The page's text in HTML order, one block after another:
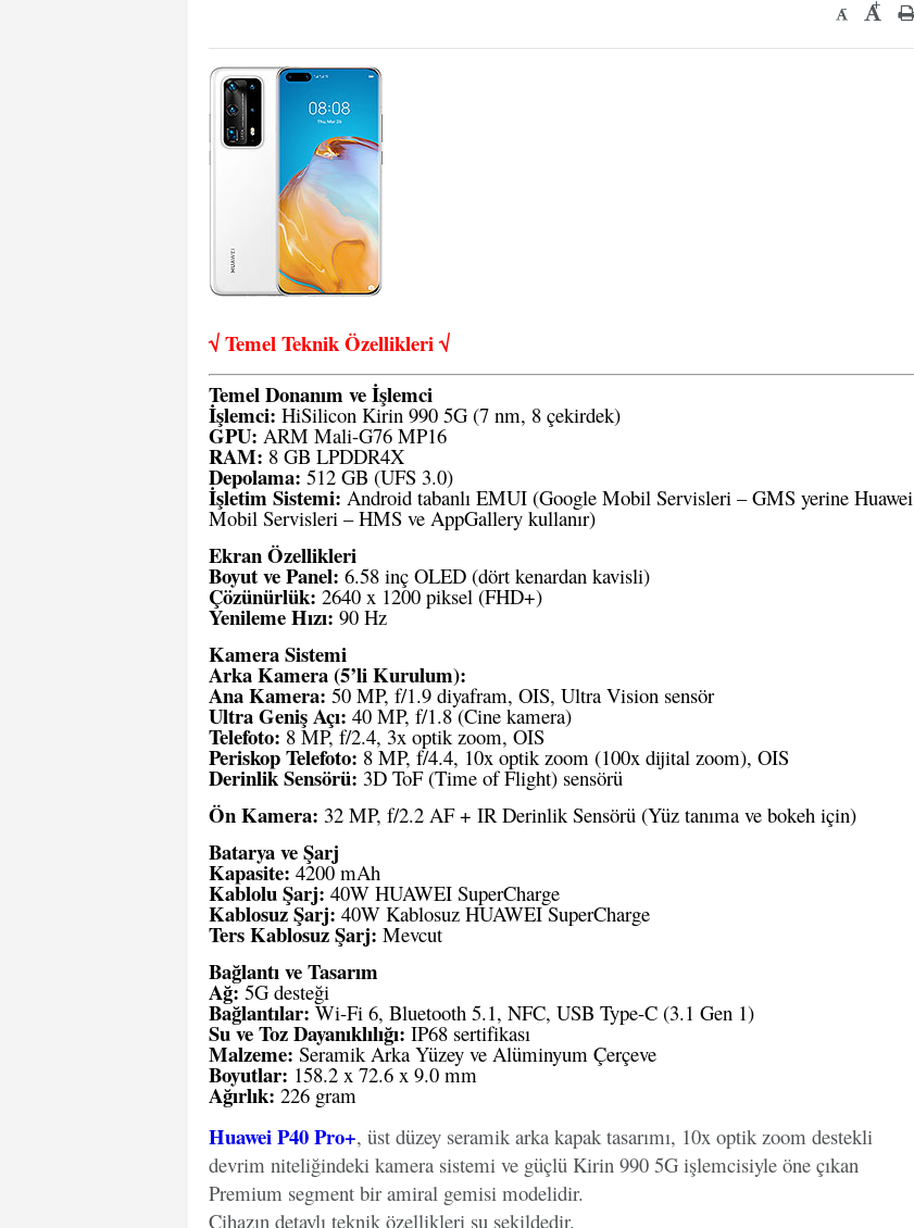
- +
√ Temel Teknik Özellikleri √
Temel Donanım ve İşlemci
İşlemci: HiSilicon Kirin 990 5G (7 nm, 8 çekirdek)
GPU: ARM Mali-G76 MP16
RAM: 8 GB LPDDR4X
Depolama: 512 GB (UFS 3.0)
İşletim Sistemi: Android tabanlı EMUI (Google Mobil Servisleri – GMS yerine Huawei
Mobil Servisleri – HMS ve AppGallery kullanır)
Ekran Özellikleri
Boyut ve Panel: 6.58 inç OLED (dört kenardan kavisli)
Çözünürlük: 2640 x 1200 piksel (FHD+)
Yenileme Hızı: 90 Hz
Kamera Sistemi
Arka Kamera (5’li Kurulum):
Ana Kamera: 50 MP, f/1.9 diyafram, OIS, Ultra Vision sensör
Ultra Geniş Açı: 40 MP, f/1.8 (Cine kamera)
Telefoto: 8 MP, f/2.4, 3x optik zoom, OIS
Periskop Telefoto: 8 MP, f/4.4, 10x optik zoom (100x dijital zoom), OIS
Derinlik Sensörü: 3D ToF (Time of Flight) sensörü
Ön Kamera: 32 MP, f/2.2 AF + IR Derinlik Sensörü (Yüz tanıma ve bokeh için)
Batarya ve Şarj
Kapasite: 4200 mAh
Kablolu Şarj: 40W HUAWEI SuperCharge
Kablosuz Şarj: 40W Kablosuz HUAWEI SuperCharge
Ters Kablosuz Şarj: Mevcut
Bağlantı ve Tasarım
Ağ:5G desteği
Bağlantılar: Wi-Fi 6, Bluetooth 5.1, NFC, USB Type-C (3.1 Gen 1)
Su ve Toz Dayanıklılığı: IP68 sertifikası
Malzeme: Seramik Arka Yüzey ve Alüminyum Çerçeve
Boyutlar: 158.2 x 72.6 x 9.0 mm
Ağırlık: 226 gram
Huawei P40 Pro+, üst düzey seramik arka kapak tasarımı, 10x optik zoom destekli
devrim niteliğindeki kamera sistemi ve güçlü Kirin 990 5G işlemcisiyle öne çıkan
Premium segment bir amiral gemisi modelidir.
Cihazın detaylı teknik özellikleri şu şekildedir.